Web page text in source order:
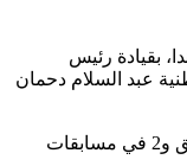
اسكتلندا، بقيادة رئيس
عبد السلام دحمان
ويشارك 13 درّاجاً في المسابقات على الطريق و2 في مسابقات